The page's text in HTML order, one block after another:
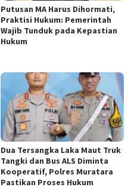
Putusan MA Harus Dihormati,
Praktisi Hukum: Pemerintah
Wajib Tunduk pada Kepastian
Hukum
Dua Tersangka Laka Maut Truk
Tangki dan Bus ALS Diminta
Kooperatif, Polres Muratara
Pastikan Proses Hukum